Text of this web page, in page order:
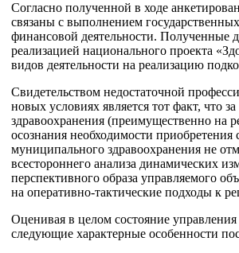
Согласно полученной в ходе
связаны с выполнением
финансовой деятельности. Полученные
реализацией национального проекта
видов деятельности на реализацию
Свидетельством недостаточной
новых условиях является тот факт, что
здравоохранения (преимущественно на
осознания необходимости
муниципального здравоохранения не
всестороннего анализа динамических
перспективного образа управляемого
на оперативно-тактические подходы к
Оценивая в целом состояние
следующие характерные особенности